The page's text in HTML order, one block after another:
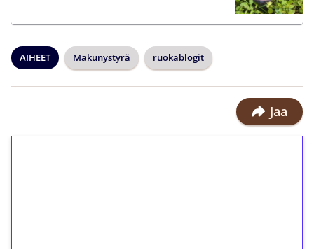
AIHEET Makunystyrä ruokablogit
Jaa